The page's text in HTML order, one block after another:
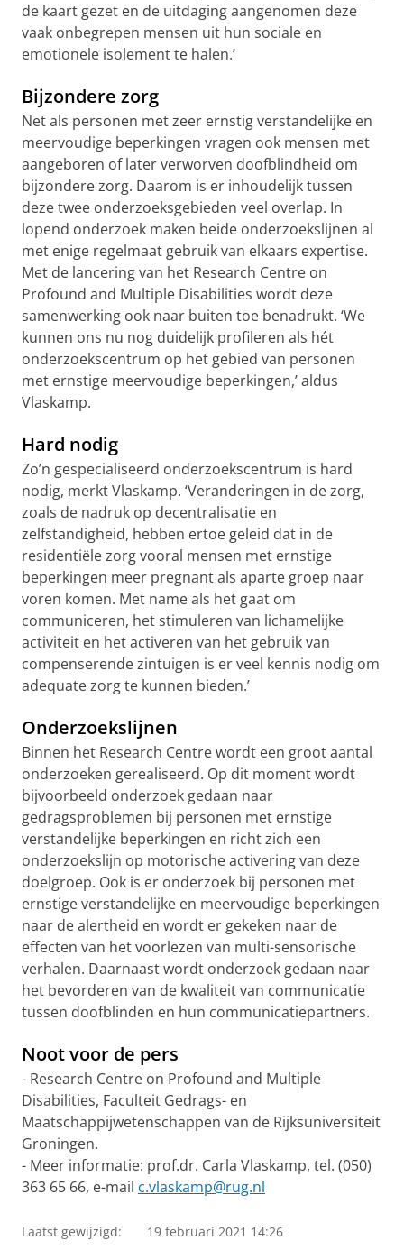
de kaart gezet en de uitdaging aangenomen deze
vaak onbegrepen mensen uit hun sociale en
emotionele isolement te halen.’
Bijzondere zorg
Net als personen met zeer ernstig verstandelijke en
meervoudige beperkingen vragen ook mensen met
aangeboren of later verworven doofblindheid om
bijzondere zorg. Daarom is er inhoudelijk tussen
deze twee onderzoeksgebieden veel overlap. In
lopend onderzoek maken beide onderzoekslijnen al
met enige regelmaat gebruik van elkaars expertise.
Met de lancering van het Research Centre on
Profound and Multiple Disabilities wordt deze
samenwerking ook naar buiten toe benadrukt. ‘We
kunnen ons nu nog duidelijk profileren als hét
onderzoekscentrum op het gebied van personen
met ernstige meervoudige beperkingen,’ aldus
Vlaskamp.
Hard nodig
Zo’n gespecialiseerd onderzoekscentrum is hard
nodig, merkt Vlaskamp. ‘Veranderingen in de zorg,
zoals de nadruk op decentralisatie en
zelfstandigheid, hebben ertoe geleid dat in de
residentiële zorg vooral mensen met ernstige
beperkingen meer pregnant als aparte groep naar
voren komen. Met name als het gaat om
communiceren, het stimuleren van lichamelijke
activiteit en het activeren van het gebruik van
compenserende zintuigen is er veel kennis nodig om
adequate zorg te kunnen bieden.’
Onderzoekslijnen
Binnen het Research Centre wordt een groot aantal
onderzoeken gerealiseerd. Op dit moment wordt
bijvoorbeeld onderzoek gedaan naar
gedragsproblemen bij personen met ernstige
verstandelijke beperkingen en richt zich een
onderzoekslijn op motorische activering van deze
doelgroep. Ook is er onderzoek bij personen met
ernstige verstandelijke en meervoudige beperkingen
naar de alertheid en wordt er gekeken naar de
effecten van het voorlezen van multi-sensorische
verhalen. Daarnaast wordt onderzoek gedaan naar
het bevorderen van de kwaliteit van communicatie
tussen doofblinden en hun communicatiepartners.
Noot voor de pers
- Research Centre on Profound and Multiple
Disabilities, Faculteit Gedrags- en
Maatschappijwetenschappen van de Rijksuniversiteit
Groningen.
- Meer informatie: prof.dr. Carla Vlaskamp, tel. (050)
363 65 66, e-mail c.vlaskamp@rug.nl
Laatst gewijzigd: 19 februari 2021 14:26